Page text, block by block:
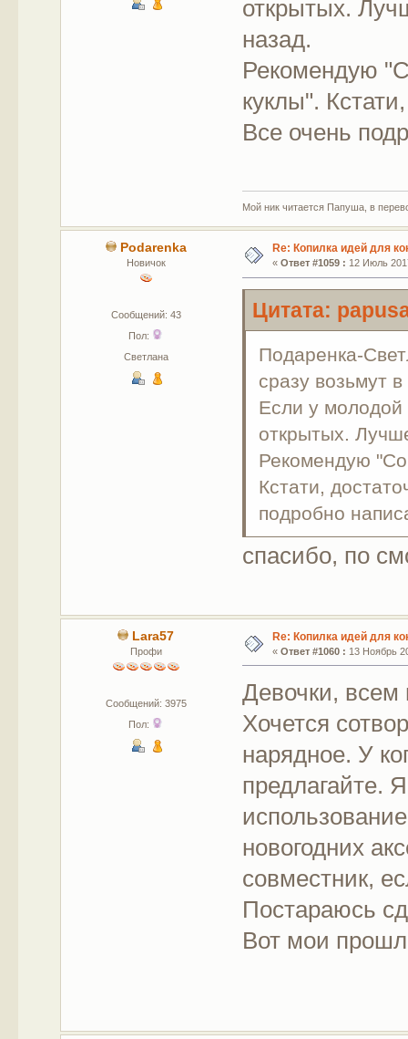
открытых.
назад.
Рекомендую
куклы".
Все очень
Мой ник читается Папуша, в
Podarenka
Новичок
Сообщений: 43
Пол:
Светлана
Re: Копилка идей для
« Ответ #1059 : 12 Июль
Цитата:
Подаренка-
сразу возьмут
Если у
открытых.
Рекомендую
Кстати,
подробно
спасибо, по
Lara57
Профи
Сообщений: 3975
Пол:
Re: Копилка идей для
« Ответ #1060 : 13 Ноябрь
Девочки, всем
Хочется
нарядное. У
предлагайте.
новогодних
совместник,
Постараюсь
Вот мои